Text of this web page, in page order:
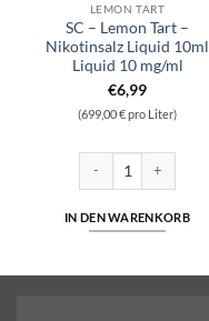
LEMON TART
SC – Lemon Tart –
Nikotinsalz Liquid 10ml
Liquid 10 mg/ml
€6,99
(699,00 € pro Liter)
IN DEN WARENKORB